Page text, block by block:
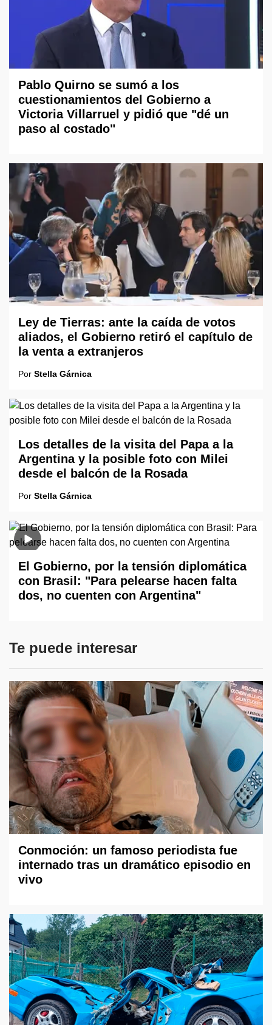
Pablo Quirno se sumó a los
cuestionamientos del Gobierno a
Victoria Villarruel y pidió que "dé un
paso al costado"
Ley de Tierras: ante la caída de votos
aliados, el Gobierno retiró el capítulo de
la venta a extranjeros
Por Stella Gárnica
Los detalles de la visita del Papa a la
Argentina y la posible foto con Milei
desde el balcón de la Rosada
Por Stella Gárnica
El Gobierno, por la tensión diplomática
con Brasil: "Para pelearse hacen falta
dos, no cuenten con Argentina"
Te puede interesar
Conmoción: un famoso periodista fue
internado tras un dramático episodio en
vivo